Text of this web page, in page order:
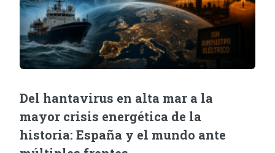
Del hantavirus en alta mar a la
mayor crisis energética de la
historia: España y el mundo ante